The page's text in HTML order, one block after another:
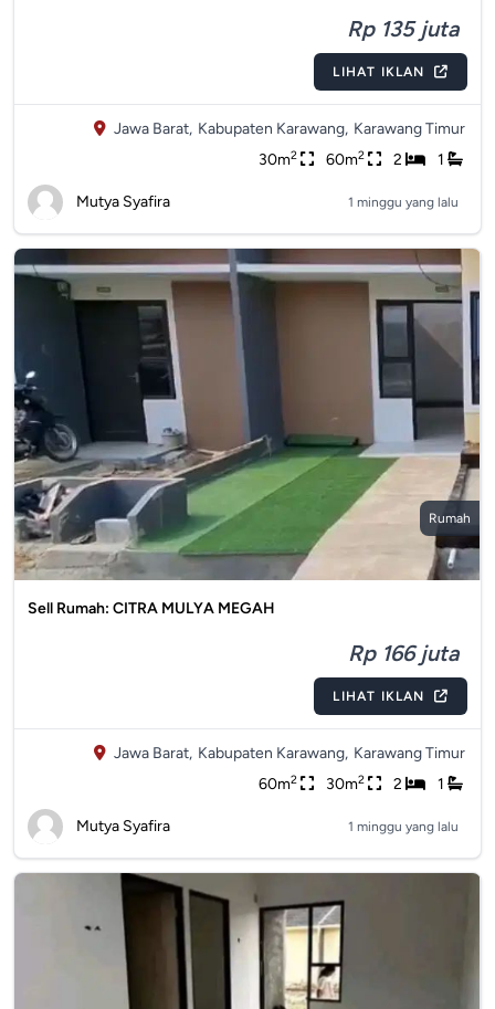
Rp 135 juta
LIHAT IKLAN
Jawa Barat, Kabupaten Karawang, Karawang Timur
30m2 60m2 2 1
Mutya Syafira 1 minggu yang lalu
Rumah
Sell Rumah: CITRA MULYA MEGAH
Rp 166 juta
LIHAT IKLAN
Jawa Barat, Kabupaten Karawang, Karawang Timur
60m2 30m2 2 1
Mutya Syafira 1 minggu yang lalu